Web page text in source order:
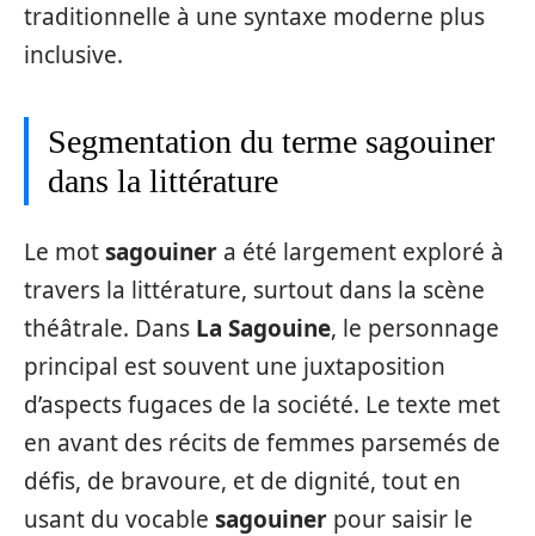
traditionnelle à une syntaxe moderne plus
inclusive.
Segmentation du terme sagouiner
dans la littérature
Le motsagouiner a été largement exploré à
travers la littérature, surtout dans la scène
théâtrale. Dans La Sagouine, le personnage
principal est souvent une juxtaposition
d’aspects fugaces de la société. Le texte met
en avant des récits de femmes parsemés de
défis, de bravoure, et de dignité, tout en
usant du vocable sagouiner pour saisir le